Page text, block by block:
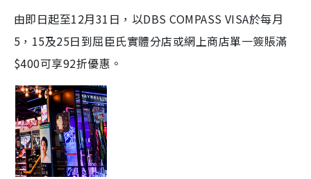
由即日起至12月31日，以DBS COMPASS VISA於每月
5，15及25日到屈臣氏實體分店或網上商店單一簽賬滿
$400可享92折優惠。